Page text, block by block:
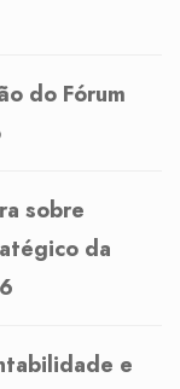
do Fórum
sobre
da
e